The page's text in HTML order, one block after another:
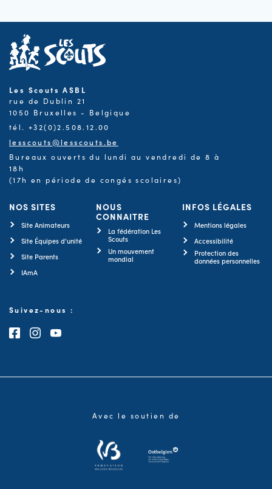
Les Scouts ASBL
rue de Dublin 21
1050 Bruxelles - Belgique
tél. +32(0)2.508.12.00
lesscouts@lesscouts.be
Bureaux ouverts du lundi au vendredi de 8 à
18h
(17h en période de congés scolaires)
NOS SITES
Site Animateurs
Site Équipes d'unité
Site Parents
IAmA
NOUS
CONNAITRE
La fédération Les
Scouts
Un mouvement
mondial
INFOS LÉGALES
Mentions légales
Accessibilité
Protection des
données personnelles
Suivez-nous :
Consultez notre page Facebook
Consultez notre page Instagram
Consultez notre chaîne Youtube
Avec le soutien de